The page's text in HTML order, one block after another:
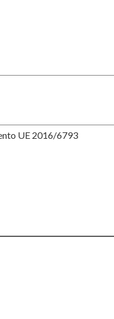
UE 2016/6793